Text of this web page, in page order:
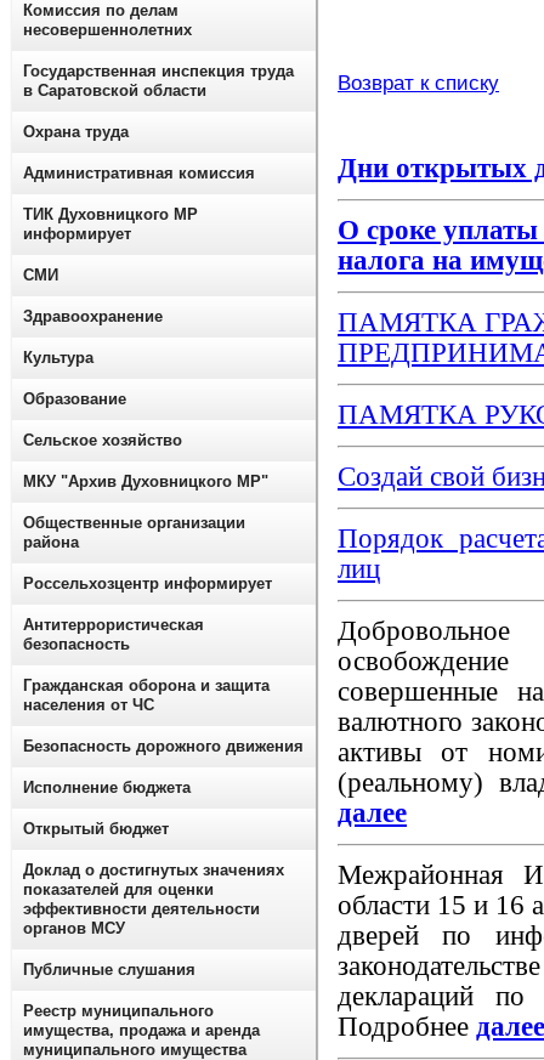
Возврат к списку
Дни открытых
О сроке уплаты
налога на
ПАМЯТКА
ПАМЯТКА
Создай свой
Порядок
лиц
совершенные
валютного
активы от
(реальному)
далее
Межрайонная
области 15 и 16
дверей по
деклараций
Подробнее далее
Комиссия по делам
несовершеннолетних
Государственная инспекция труда
в Саратовской области
Охрана труда
Административная комиссия
ТИК Духовницкого МР
информирует
СМИ
Здравоохранение
Культура
Образование
Сельское хозяйство
МКУ "Архив Духовницкого МР"
Общественные организации
района
Россельхозцентр информирует
Антитеррористическая
безопасность
Гражданская оборона и защита
населения от ЧС
Безопасность дорожного движения
Исполнение бюджета
Открытый бюджет
Доклад о достигнутых значениях
показателей для оценки
эффективности деятельности
органов МСУ
Публичные слушания
Реестр муниципального
имущества, продажа и аренда
муниципального имущества